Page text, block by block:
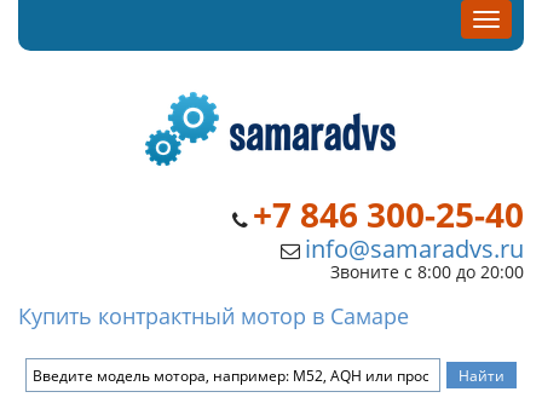
+7 846 300-25-40
info@samaradvs.ru
Звоните с 8:00 до 20:00
Купить контрактный мотор в Самаре